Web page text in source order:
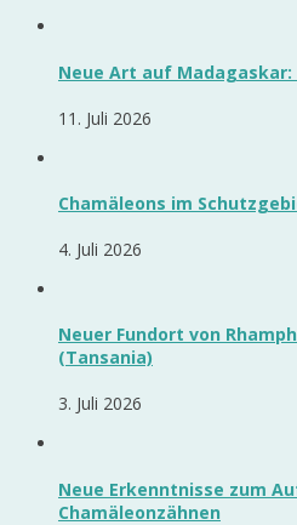
Neue Art auf
11. Juli 2026
Chamäleons im
4. Juli 2026
Neuer Fundort von
(Tansania)
3. Juli 2026
Neue Erkenntnisse zum
Chamäleonzähnen